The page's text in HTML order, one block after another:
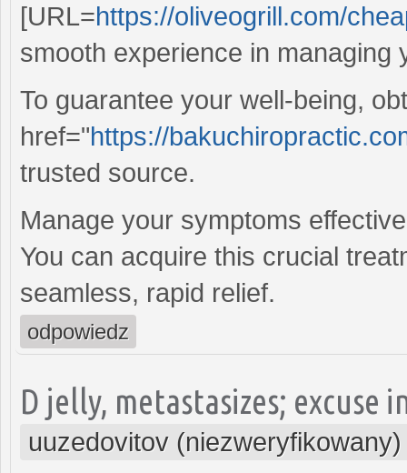
[URL=https://oliveogrill.com/
smooth experience in managing
To guarantee your well-being,
href="https://
trusted source.
Manage your symptoms
You can acquire this crucial
seamless, rapid relief.
odpowiedz
D jelly, metastasizes; excuse
uuzedovitov (niezweryfikowany)